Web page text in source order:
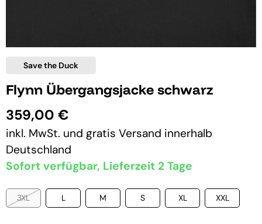
Save the Duck
Flynn Übergangsjacke schwarz
359,00 €
inkl. MwSt. und gratis Versand innerhalb
Deutschland
Sofort verfügbar, Lieferzeit 2 Tage
3XL L M S XL XXL